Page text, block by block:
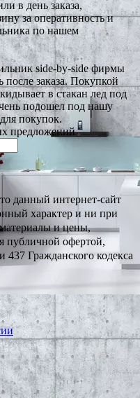
в день заказа,
за оперативность и
по нашем
side-by-side фирмы
заказа. Покупкой
в стакан лед под
подошел под нашу
покупок.
предложений
данный интернет-сайт
характер и ни при
и цены,
публичной офертой,
Гражданского кодекса